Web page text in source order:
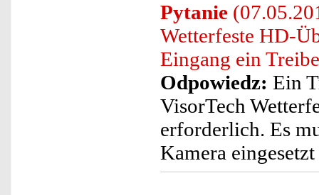
Pytanie
Wetterfeste HD-
Eingang ein
Odpowiedz: Ein
VisorTech
erforderlich. Es
Kamera